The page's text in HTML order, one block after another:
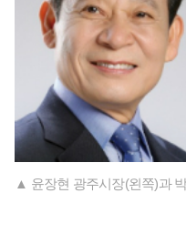
▲ 윤장현 광주시장(왼쪽)과